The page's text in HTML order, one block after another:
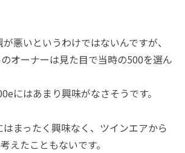
悪いというわけではないんですが、
オーナーは見た目で当時の500を選ん
にはあまり興味がなさそうです。
まったく興味なく、ツインエアから
えたこともないです。